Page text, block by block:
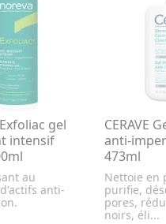
gel
intensif
au
anti-
CERAVE
anti-
473ml
Nettoie en
purifie,
pores,
noirs, éli...